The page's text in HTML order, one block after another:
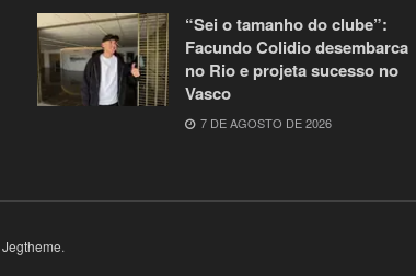
“Sei o tamanho do clube”:
Facundo Colidio desembarca
no Rio e projeta sucesso no
Vasco
7 DE AGOSTO DE 2026
Jegtheme.